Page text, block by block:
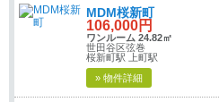
MDM桜新町
106,000円
ワンルーム 24.82㎡
世田谷区弦巻
桜新町駅 上町駅
» 物件詳細